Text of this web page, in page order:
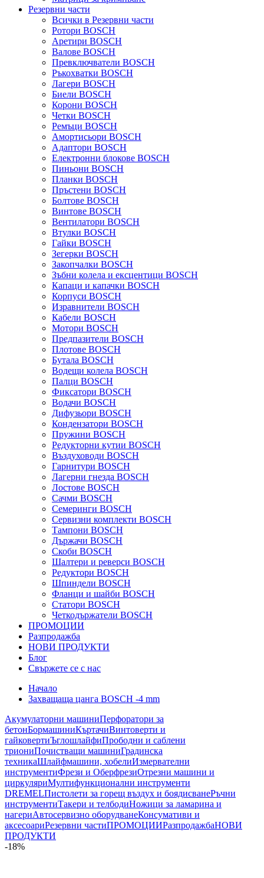
Резервни части
Всички в Резервни части
Ротори BOSCH
Аретири BOSCH
Валове BOSCH
Превключватели BOSCH
Ръкохватки BOSCH
Лагери BOSCH
Биели BOSCH
Корони BOSCH
Четки BOSCH
Ремъци BOSCH
Амортисьори BOSCH
Адаптори BOSCH
Електронни блокове BOSCH
Пиньони BOSCH
Планки BOSCH
Пръстени BOSCH
Болтове BOSCH
Винтове BOSCH
Вентилатори BOSCH
Втулки BOSCH
Гайки BOSCH
Зегерки BOSCH
Закопчалки BOSCH
Зъбни колела и ексцентици BOSCH
Капаци и капачки BOSCH
Корпуси BOSCH
Изравнители BOSCH
Кабели BOSCH
Мотори BOSCH
Предпазители BOSCH
Плотове BOSCH
Бутала BOSCH
Водещи колела BOSCH
Палци BOSCH
Фиксатори BOSCH
Водачи BOSCH
Дифузьори BOSCH
Кондензатори BOSCH
Пружини BOSCH
Редукторни кутии BOSCH
Въздуховоди BOSCH
Гарнитури BOSCH
Лагерни гнезда BOSCH
Лостове BOSCH
Сачми BOSCH
Семеринги BOSCH
Сервизни комплекти BOSCH
Тампони BOSCH
Държачи BOSCH
Скоби BOSCH
Шалтери и реверси BOSCH
Редуктори BOSCH
Шпиндели BOSCH
Фланци и шайби BOSCH
Статори BOSCH
Четкодържатели BOSCH
ПРОМОЦИИ
Разпродажба
НОВИ ПРОДУКТИ
Блог
Свържете се с нас
Начало
Захващаща цанга BOSCH -4 mm
Акумулаторни машиниПерфоратори за
бетонБормашиниКъртачиВинтоверти и
гайковертиЪглошлайфиПрободни и саблени
триониПочистващи машиниГрадинска
техникаШлайфмашини, хобелиИзмервателни
инструментиФрези и ОберфрезиОтрезни машини и
циркуляриМултифункционални инструменти
DREMELПистолети за горещ въздух и боядисванеРъчни
инструментиТакери и телбодиНожици за ламарина и
нагериАвтосервизно оборудванеКонсумативи и
аксесоариРезервни частиПРОМОЦИИРазпродажбаНОВИ
ПРОДУКТИ
-18%